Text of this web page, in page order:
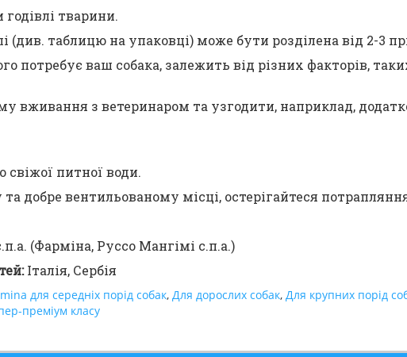
тварини.
(див. таблицю на упаковці) може бути розділена від 2-3
потребує ваш собака, залежить від різних факторів,
вживання з ветеринаром та узгодити, наприклад,
питної води.
добре вентильованому місці, остерігайтеся
(Фарміна, Руссо Мангімі с.п.а.)
Італія, Сербія
для середніх порід собак, Для дорослих собак, Для крупних порід
преміум класу